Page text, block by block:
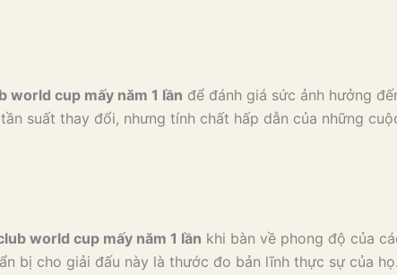
world cup mấy năm 1 lần để đánh giá sức ảnh hưởng
suất thay đổi, nhưng tính chất hấp dẫn của những
world cup mấy năm 1 lần khi bàn về phong độ của
bị cho giải đấu này là thước đo bản lĩnh thực sự của